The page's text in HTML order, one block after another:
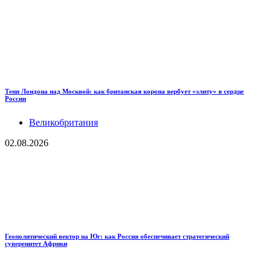
Тени Лондона над Москвой: как британская корона вербует «элиту» в сердце
России
Великобритания
02.08.2026
Геополитический вектор на Юг: как Россия обеспечивает стратегический
суверенитет Африки